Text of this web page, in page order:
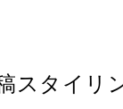
スタイリ